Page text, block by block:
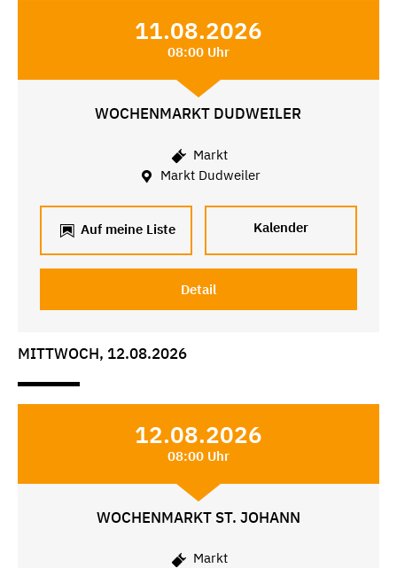
11.08.2026
08:00 Uhr
WOCHENMARKT DUDWEILER
Markt
Markt Dudweiler
Auf meine Liste Kalender
Detail
MITTWOCH, 12.08.2026
12.08.2026
08:00 Uhr
WOCHENMARKT ST. JOHANN
Markt